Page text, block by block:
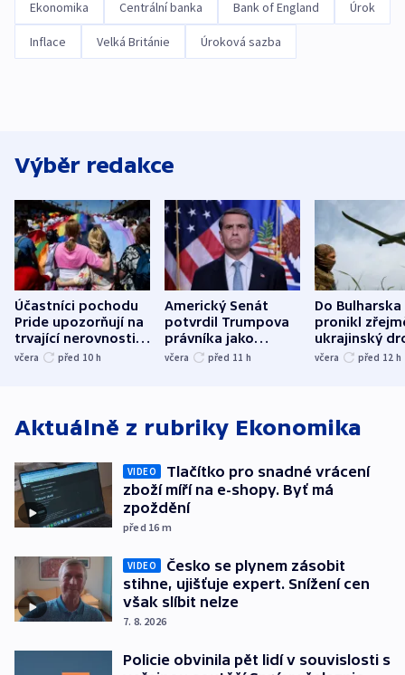
Ekonomika Centrální banka Bank of England Úrok
Inflace Velká Británie Úroková sazba
Výběr redakce
Účastníci pochodu
Pride upozorňují na
trvající nerovnosti i
společenskou
včera před 10 h
Americký Senát
potvrdil Trumpova
právníka jako
ministra
včera před 11 h
Do Bulharska
pronikl
ukrajinský
explodoval
včera před 12 h
Aktuálně z rubriky Ekonomika
VIDEO
Tlačítko pro snadné vrácení
zboží míří na e-shopy. Byť má
zpoždění
před 16 m
VIDEO
Česko se plynem zásobit
stihne, ujišťuje expert. Snížení cen
však slíbit nelze
7. 8. 2026
Policie obvinila pět lidí v souvislosti s